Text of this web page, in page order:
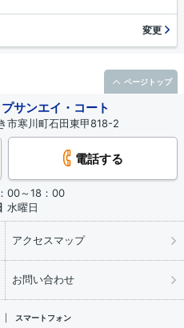
変更
サンエイ・コート
市寒川町石田東甲818-2
電話する
00～18：00
水曜日
アクセスマップ
お問い合わせ
スマートフォン
ページトップ